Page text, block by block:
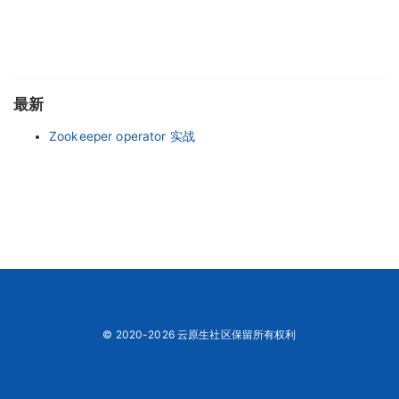
最新
Zookeeper operator 实战
© 2020-2026 云原生社区保留所有权利